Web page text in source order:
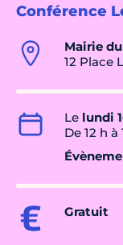
Conférence
Mairie
12 Place
Le lundi
De 12 h à
Gratuit